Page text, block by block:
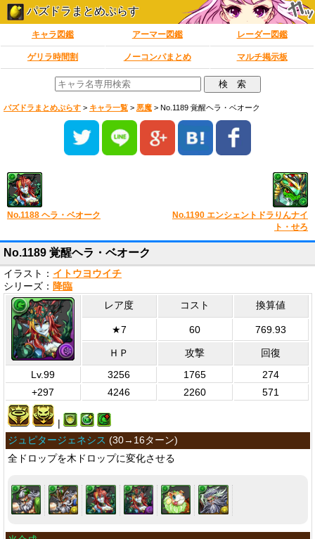
パズドラまとめぷらす
キャラ図鑑 アーマー図鑑 レーダー図鑑
ゲリラ時間割 ノーコンパまとめ マルチ掲示板
パズドラまとめぷらす > キャラ一覧 > 悪魔 > No.1189 覚醒ヘラ・ベオーク
No.1188 ヘラ・ベオーク
No.1190 エンシェントドラりんナイ
ト・せろ
No.1189 覚醒ヘラ・ベオーク
イラスト： イトウヨウイチ
シリーズ： 降臨
レア度 コスト 換算値
★7 60 769.93
ＨＰ 攻撃
回復
Lv.99
3256 1765
274
+297
4246 2260 571
|
ジュピタージェネシス (30→16ターン)
全ドロップを木ドロップに変化させる